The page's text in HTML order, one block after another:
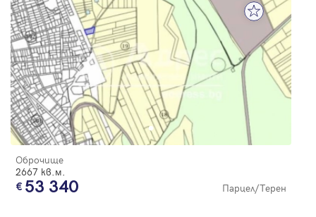
Оброчище
2667 кв.м.
53 340 Парцел/Терен